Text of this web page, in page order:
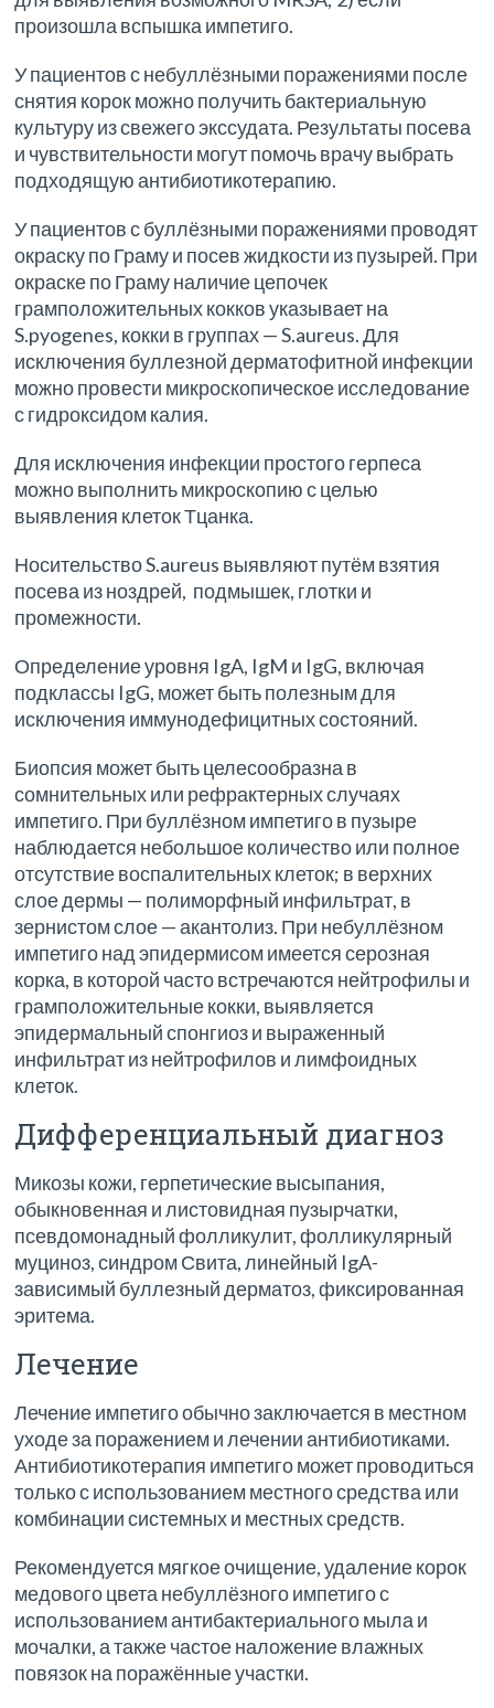
произошла вспышка импетиго.
У пациентов с небуллёзными поражениями после
снятия корок можно получить бактериальную
культуру из свежего экссудата. Результаты посева
и чувствительности могут помочь врачу выбрать
подходящую антибиотикотерапию.
У пациентов с буллёзными поражениями проводят
окраску по Граму и посев жидкости из пузырей. При
окраске по Граму наличие цепочек
грамположительных кокков указывает на
S.pyogenes, кокки в группах — S.aureus. Для
исключения буллезной дерматофитной инфекции
можно провести микроскопическое исследование
с гидроксидом калия.
Для исключения инфекции простого герпеса
можно выполнить микроскопию с целью
выявления клеток Тцанка.
Носительство S.aureus выявляют путём взятия
посева из ноздрей, подмышек, глотки и
промежности.
Определение уровня IgA, IgM и IgG, включая
подклассы IgG, может быть полезным для
исключения иммунодефицитных состояний.
Биопсия может быть целесообразна в
сомнительных или рефрактерных случаях
импетиго. При буллёзном импетиго в пузыре
наблюдается небольшое количество или полное
отсутствие воспалительных клеток; в верхних
слое дермы — полиморфный инфильтрат, в
зернистом слое — акантолиз. При небуллёзном
импетиго над эпидермисом имеется серозная
корка, в которой часто встречаются нейтрофилы и
грамположительные кокки, выявляется
эпидермальный спонгиоз и выраженный
инфильтрат из нейтрофилов и лимфоидных
клеток.
Дифференциальный диагноз
Микозы кожи, герпетические высыпания,
обыкновенная и листовидная пузырчатки,
псевдомонадный фолликулит, фолликулярный
муциноз, синдром Свита, линейный IgA-
зависимый буллезный дерматоз, фиксированная
эритема.
Лечение
Лечение импетиго обычно заключается в местном
уходе за поражением и лечении антибиотиками.
Антибиотикотерапия импетиго может проводиться
только с использованием местного средства или
комбинации системных и местных средств.
Рекомендуется мягкое очищение, удаление корок
медового цвета небуллёзного импетиго с
использованием антибактериального мыла и
мочалки, а также частое наложение влажных
повязок на поражённые участки.